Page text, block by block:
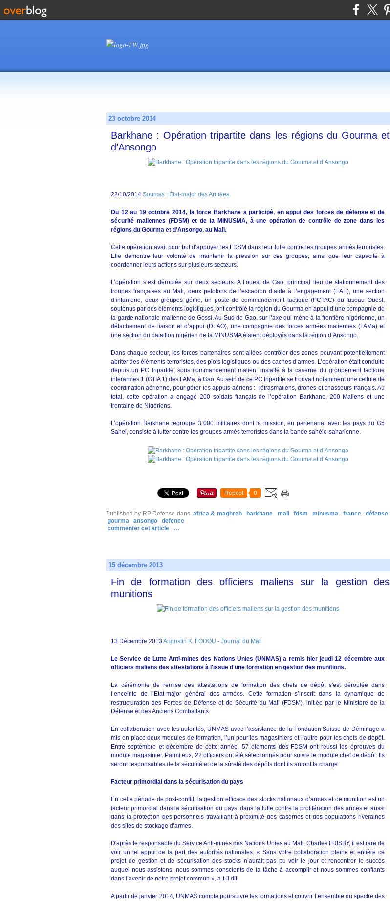
23 octobre 2014
Barkhane : Opération tripartite dans les régions du Gourma et
d’Ansongo
22/10/2014 Sources : État-major des Armées
Du 12 au 19 octobre 2014, la force Barkhane a participé, en appui des forces de défense et de
sécurité maliennes (FDSM) et de la MINUSMA, à une opération de contrôle de zone dans les
régions du Gourma et d’Ansongo, au Mali.
Cette opération avait pour but d’appuyer les FDSM dans leur lutte contre les groupes armés terroristes.
Elle démontre leur volonté de maintenir la pression sur ces groupes, ainsi que leur capacité à
coordonner leurs actions sur plusieurs secteurs.
L’opération s’est déroulée sur deux secteurs. A l’ouest de Gao, principal lieu de stationnement des
troupes françaises au Mali, deux pelotons de l’escadron d’aide à l’engagement (EAE), une section
d’infanterie, deux groupes génie, un poste de commandement tactique (PCTAC) du fuseau Ouest,
soutenus par des éléments logistiques, ont contrôlé la région du Gourma en appui d’une compagnie de
la garde nationale malienne de Gossi. Au Sud de Gao, sur l’axe qui mène à la frontière nigérienne, un
détachement de liaison et d’appui (DLAO), une compagnie des forces armées maliennes (FAMa) et
une section du bataillon nigérien de la MINUSMA étaient déployés dans la région d’Ansongo.
Dans chaque secteur, les forces partenaires sont allées contrôler des zones pouvant potentiellement
abriter des éléments terroristes, des plots logistiques ou des caches d’armes. L’opération était conduite
depuis un PC tripartite, sous commandement malien, installé à la caserne du groupement tactique
interarmes 1 (GTIA 1) des FAMa, à Gao. Au sein de ce PC tripartite se trouvait notamment une cellule de
coordination aérienne, pour gérer les appuis aériens : Tétrasmaliens, drones et chasseurs français. Au
total, cette opération a engagé 200 soldats français de l’opération Barkhane, 200 Maliens et une
trentaine de Nigériens.
L’opération Barkhane regroupe 3 000 militaires dont la mission, en partenariat avec les pays du G5
Sahel, consiste à lutter contre les groupes armés terroristes dans la bande sahélo-saharienne.
Repost 0
Published by RP Defense dans africa & maghreb barkhane mali fdsm minusma france
défense
gourma
ansongo
defence
commenter cet article
…
15 décembre 2013
Fin de formation des officiers maliens sur la gestion des
munitions
13 Décembre 2013 Augustin K. FODOU - Journal du Mali
Le Service de Lutte Anti-mines des Nations Unies (UNMAS) a remis hier jeudi 12 décembre aux
officiers maliens des attestations à l'issue d'une formation en gestion des munitions.
La cérémonie de remise des attestations de formation des chefs de dépôt s'est déroulée dans
l’enceinte de l’Etat-major général des armées. Cette formation s’inscrit dans la dynamique de
restructuration des Forces de Défense et de Sécurité du Mali (FDSM), initiée par le Ministère de la
Défense et des Anciens Combattants.
En collaboration avec les autorités, UNMAS avec l’assistance de la Fondation Suisse de Déminage a
mis en place deux modules de formation, l’un pour les magasiniers et l’autre pour les chefs de dépôt.
Entre septembre et décembre de cette année, 57 éléments des FDSM ont réussi les épreuves du
module magasinier. Parmi eux, 22 officiers ont été sélectionnés pour suivre le module chef de dépôt. Ils
seront responsables de la sécurité et de la sûreté des dépôts dont ils auront la charge.
Facteur primordial dans la sécurisation du pays
En cette période de post-conflit, la gestion efficace des stocks nationaux d’armes et de munition est un
facteur primordial dans la sécurisation du pays, dans la lutte contre la prolifération des armes et aussi
dans la protection des personnels travaillant à proximité des casernes et des populations riveraines
des sites de stockage d’armes.
D'après le responsable du Service Anti-mines des Nations Unies au Mali, Charles FRISBY, il est rare de
voir un tel appui de la part des autorités nationales. « Sans votre collaboration pleine et entière ce
projet de gestion et de sécurisation des stocks n’aurait pas pu voir le jour et rencontrer le succès
auquel nous assistons, nous sommes conscients de la tâche à accomplir et nous sommes confiants
dans l’avenir de notre projet commun », a-t-il dit.
A partir de janvier 2014, UNMAS compte poursuivre les formations et couvrir l’ensemble du spectre des